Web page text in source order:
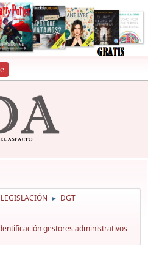
LEGISLACIÓN ► DGT
gestores administrativos